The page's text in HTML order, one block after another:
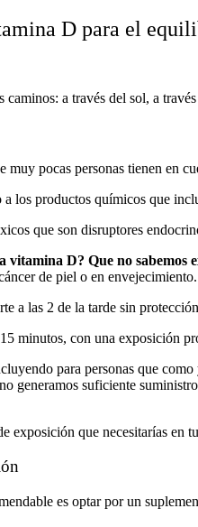
D para el
a través del sol, a
pocas personas tienen en
los productos químicos que
que son disruptores
vitamina D? Que no sabemos
de piel o en envejecimiento.
a las 2 de la tarde sin
minutos, con una exposición
para personas que
generamos suficiente
exposición que necesitarías en
es optar por un